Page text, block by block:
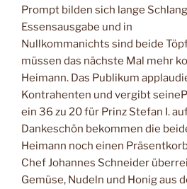
Prompt bilden sich lange
Essensausgabe und in
Nullkommanichts sind beide
müssen das nächste Mal mehr
Heimann. Das Publikum
Kontrahenten und vergibt
ein 36 zu 20 für Prinz Stefan I.
Dankeschön bekommen die
Heimann noch einen
Chef Johannes Schneider
Gemüse, Nudeln und Honig aus